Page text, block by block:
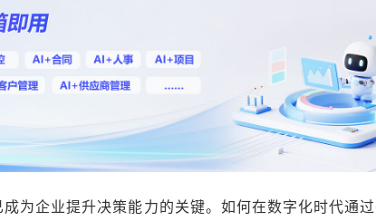
成为企业提升决策能力的关键。如何在数字化时代通